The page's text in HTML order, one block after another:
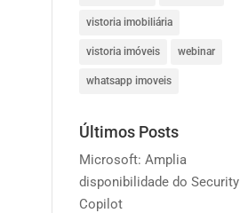
vistoria imobiliária
vistoria imóveis webinar
whatsapp imoveis
Últimos Posts
Microsoft: Amplia
disponibilidade do Security
Copilot